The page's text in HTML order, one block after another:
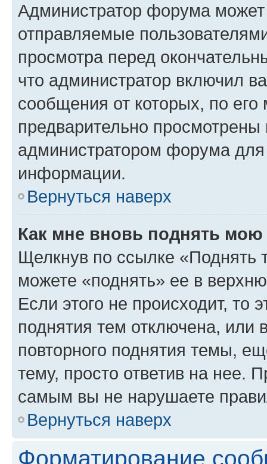
Администратор форума
отправляемые
просмотра перед
что администратор включил
сообщения от которых, по
предварительно
администратором форума
информации.
Вернуться наверх
Как мне вновь поднять мою
Щелкнув по ссылке «Поднять
можете «поднять» ее в
Если этого не происходит, то
поднятия тем отключена, или
повторного поднятия темы,
тему, просто ответив на нее.
самым вы не нарушаете
Вернуться наверх
Форматирование